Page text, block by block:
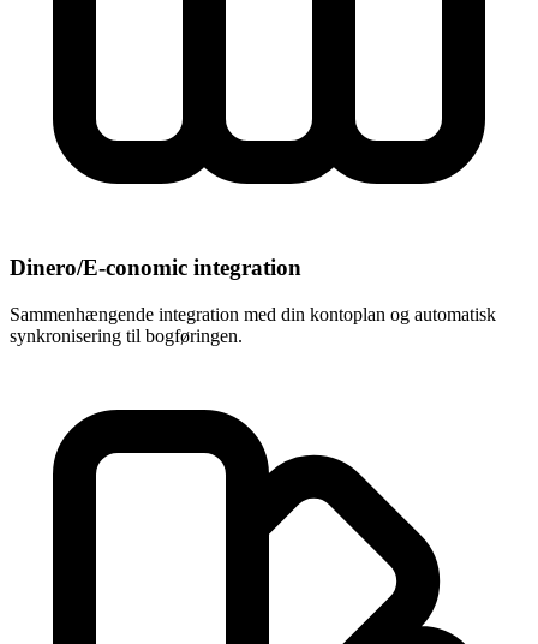
Dinero/E-conomic integration
Sammenhængende integration med din kontoplan og automatisk
synkronisering til bogføringen.